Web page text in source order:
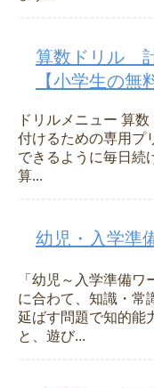
算数ドリル
【小学生の無
ドリルメニュー 算
付けるための専用プ
できるように毎日続
算...
幼児・入学準
「幼児～入学準備
に合わて、知識・常
延ばす問題で知的能
と、遊び...